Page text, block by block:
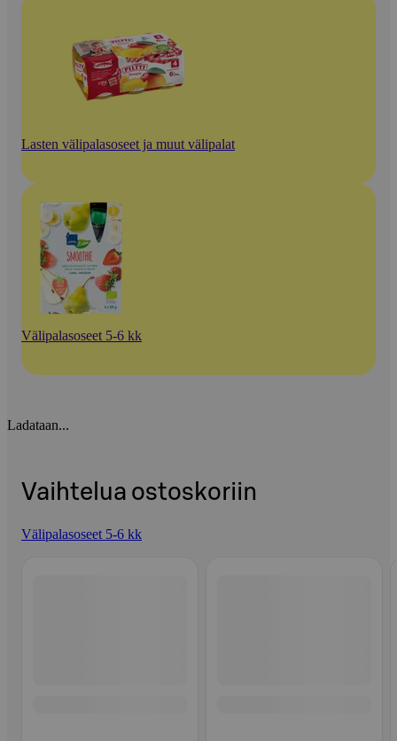
Lasten välipalasoseet ja muut välipalat
Välipalasoseet 5-6 kk
Ladataan...
Vaihtelua ostoskoriin
Välipalasoseet 5-6 kk